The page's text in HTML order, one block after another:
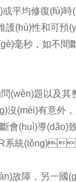
或平均修復(fù)
護(hù)性和可
毫秒，如
問(wèn)題以及
(méi)有意外
(huì)導(dǎo)致
系統(tǒng)
，另一國